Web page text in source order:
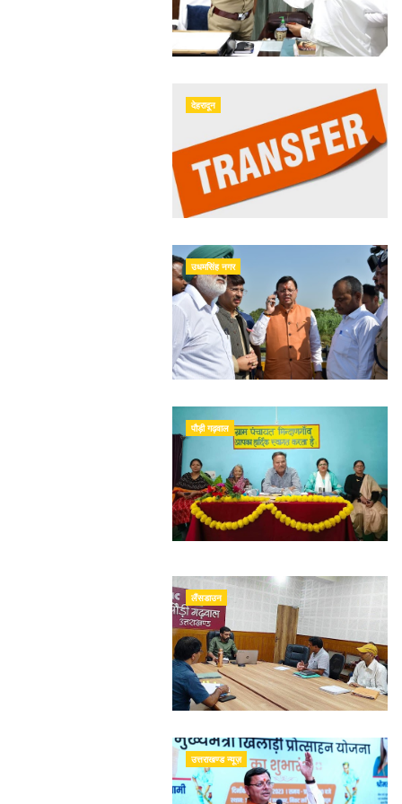
देहरादून
उधमसिंह नगर
पौड़ी गढ़वाल
लैंसडाउन
उत्तराखण्ड न्यूज़